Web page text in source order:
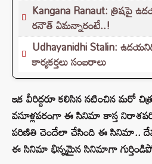
Kangana Ranaut: త్రిషపై
రనౌత్ ఏమన్నారంటే..!
Udhayanidhi Stalin:
కార్యకర్తలు సంబరాలు
ఇక వీరిద్దరూ కలిసిన నటించిన మరో
వసూళ్లపరంగా ఈ సినిమా కాస్త
పరిణితి చెందేలా చేసింది ఈ సినిమా.. దేవ
ఈ సినిమా భిన్నమైన సినిమాగా